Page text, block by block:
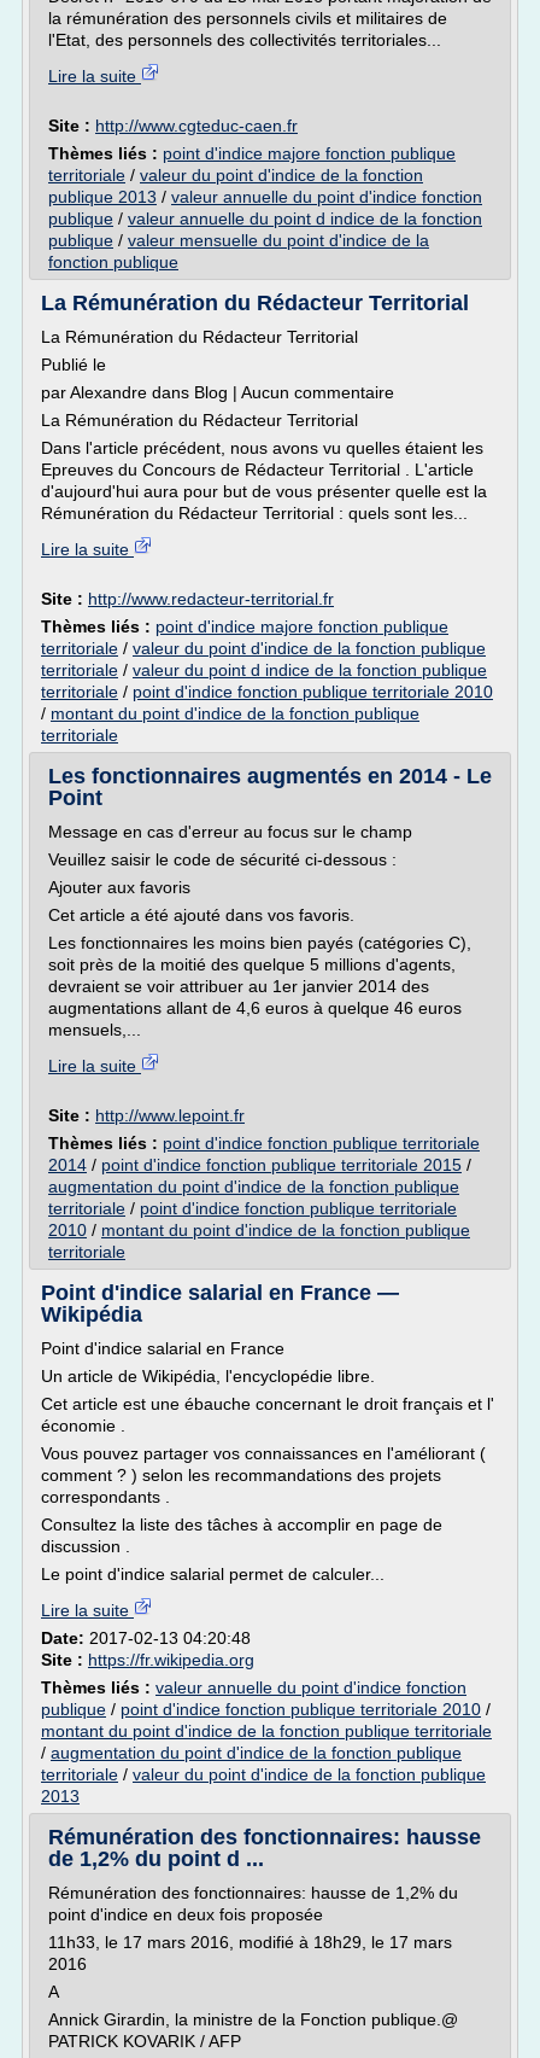
la rémunération des personnels civils et militaires de
l'Etat, des personnels des collectivités territoriales...
Lire la suite
Site : http://www.cgteduc-caen.fr
Thèmes liés : point d'indice majore fonction publique
territoriale / valeur du point d'indice de la fonction
publique 2013 / valeur annuelle du point d'indice fonction
publique / valeur annuelle du point d indice de la fonction
publique / valeur mensuelle du point d'indice de la
fonction publique
La Rémunération du Rédacteur Territorial
La Rémunération du Rédacteur Territorial
Publié le
par Alexandre dans Blog | Aucun commentaire
La Rémunération du Rédacteur Territorial
Dans l'article précédent, nous avons vu quelles étaient les
Epreuves du Concours de Rédacteur Territorial . L'article
d'aujourd'hui aura pour but de vous présenter quelle est la
Rémunération du Rédacteur Territorial : quels sont les...
Lire la suite
Site : http://www.redacteur-territorial.fr
Thèmes liés : point d'indice majore fonction publique
territoriale / valeur du point d'indice de la fonction publique
territoriale / valeur du point d indice de la fonction publique
territoriale / point d'indice fonction publique territoriale 2010
/ montant du point d'indice de la fonction publique
territoriale
Les fonctionnaires augmentés en 2014 - Le
Point
Message en cas d'erreur au focus sur le champ
Veuillez saisir le code de sécurité ci-dessous :
Ajouter aux favoris
Cet article a été ajouté dans vos favoris.
Les fonctionnaires les moins bien payés (catégories C),
soit près de la moitié des quelque 5 millions d'agents,
devraient se voir attribuer au 1er janvier 2014 des
augmentations allant de 4,6 euros à quelque 46 euros
mensuels,...
Lire la suite
Site : http://www.lepoint.fr
Thèmes liés : point d'indice fonction publique territoriale
2014 / point d'indice fonction publique territoriale 2015 /
augmentation du point d'indice de la fonction publique
territoriale / point d'indice fonction publique territoriale
2010 / montant du point d'indice de la fonction publique
territoriale
Point d'indice salarial en France —
Wikipédia
Point d'indice salarial en France
Un article de Wikipédia, l'encyclopédie libre.
Cet article est une ébauche concernant le droit français et l'
économie .
Vous pouvez partager vos connaissances en l'améliorant (
comment ? ) selon les recommandations des projets
correspondants .
Consultez la liste des tâches à accomplir en page de
discussion .
Le point d'indice salarial permet de calculer...
Lire la suite
Date: 2017-02-13 04:20:48
Site : https://fr.wikipedia.org
Thèmes liés : valeur annuelle du point d'indice fonction
publique / point d'indice fonction publique territoriale 2010 /
montant du point d'indice de la fonction publique territoriale
/ augmentation du point d'indice de la fonction publique
territoriale / valeur du point d'indice de la fonction publique
2013
Rémunération des fonctionnaires: hausse
de 1,2% du point d ...
Rémunération des fonctionnaires: hausse de 1,2% du
point d'indice en deux fois proposée
11h33, le 17 mars 2016, modifié à 18h29, le 17 mars
2016
A
Annick Girardin, la ministre de la Fonction publique.@
PATRICK KOVARIK / AFP